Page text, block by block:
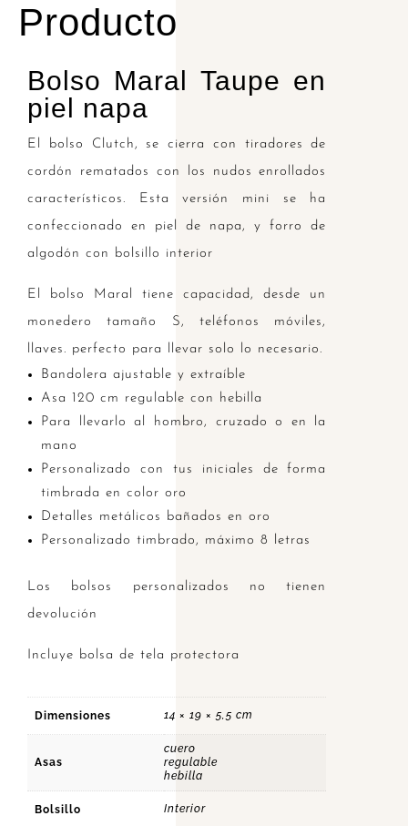
Producto
Bolso Maral Taupe en
piel napa
El bolso Clutch, se cierra con tiradores de
cordón rematados con los nudos enrollados
característicos. Esta versión mini se ha
confeccionado en piel de napa, y forro de
algodón con bolsillo interior
El bolso Maral tiene capacidad, desde un
monedero tamaño S, teléfonos móviles,
llaves. perfecto para llevar solo lo necesario.
Bandolera ajustable y extraíble
Asa 120 cm regulable con hebilla
Para llevarlo al hombro, cruzado o en la
mano
Personalizado con tus iniciales de forma
timbrada en color oro
Detalles metálicos bañados en oro
Personalizado timbrado, máximo 8 letras
Los bolsos personalizados no tienen
devolución
Incluye bolsa de tela protectora
Dimensiones 14 × 19 × 5,5 cm
Asas
cuero
regulable
hebilla
Bolsillo Interior